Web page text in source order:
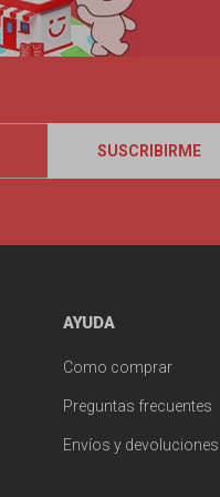
SUSCRIBIRME
AYUDA
Como comprar
Preguntas frecuentes
Envíos y devoluciones